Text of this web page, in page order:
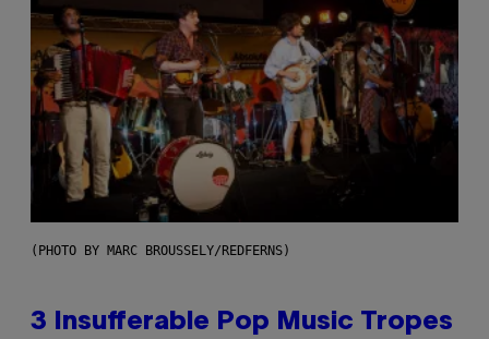
(PHOTO BY MARC BROUSSELY/REDFERNS)
3 Insufferable Pop Music Tropes